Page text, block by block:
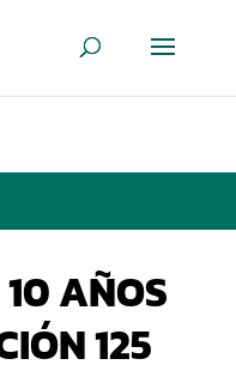
AÑOS
125